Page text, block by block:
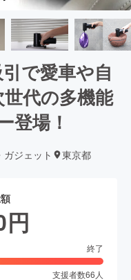
で愛車や自
代の多機能
登場！
ジェット 東京都
円
終了
支援者数66 人